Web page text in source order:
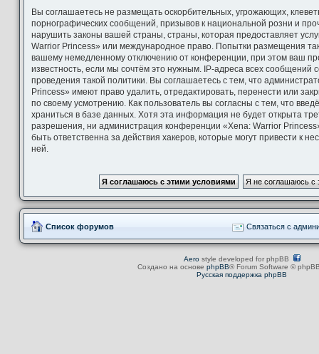
Вы соглашаетесь не размещать оскорбительных, угрожающих,
порнографических сообщений, призывов к национальной розни и
нарушить законы вашей страны, страны, которая предоставляет
Warrior Princess» или международное право. Попытки размещения
вашему немедленному отключению от конференции, при этом ваш
известность, если мы сочтём это нужным. IP-адреса всех сообщений
проведения такой политики. Вы соглашаетесь с тем, что
Princess» имеют право удалить, отредактировать, перенести или
по своему усмотрению. Как пользователь вы согласны с тем, что
храниться в базе данных. Хотя эта информация не будет открыта
разрешения, ни администрация конференции «Xena: Warrior
быть ответственна за действия хакеров, которые могут привести к
ней.
Список форумов Связаться с
Aerostyle developed for phpBB
Создано на основе phpBB® Forum Software ©
Русская поддержка phpBB